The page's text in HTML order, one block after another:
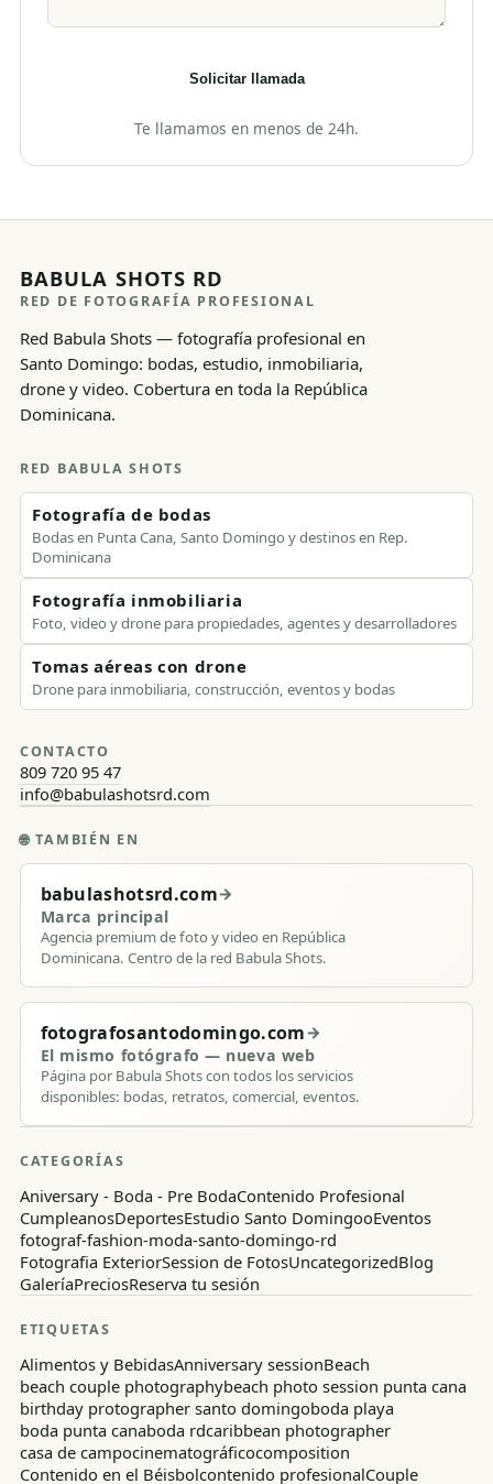
Solicitar llamada
Te llamamos en menos de 24h.
BABULA SHOTS RD
RED DE FOTOGRAFÍA PROFESIONAL
Red Babula Shots — fotografía profesional en
Santo Domingo: bodas, estudio, inmobiliaria,
drone y video. Cobertura en toda la República
Dominicana.
RED BABULA SHOTS
Fotografía de bodas
Bodas en Punta Cana, Santo Domingo y destinos en Rep.
Dominicana
Fotografía inmobiliaria
Foto, video y drone para propiedades, agentes y desarrolladores
Tomas aéreas con drone
Drone para inmobiliaria, construcción, eventos y bodas
CONTACTO
809 720 95 47
info@babulashotsrd.com
🌐 TAMBIÉN EN
babulashotsrd.com→
Marca principal
Agencia premium de foto y video en República
Dominicana. Centro de la red Babula Shots.
fotografosantodomingo.com→
El mismo fotógrafo — nueva web
Página por Babula Shots con todos los servicios
disponibles: bodas, retratos, comercial, eventos.
CATEGORÍAS
Aniversary - Boda - Pre BodaContenido Profesional
CumpleanosDeportesEstudio Santo DomingooEventos
fotograf-fashion-moda-santo-domingo-rd
Fotografia ExteriorSession de FotosUncategorizedBlog
GaleríaPreciosReserva tu sesión
ETIQUETAS
Alimentos y BebidasAnniversary sessionBeach
beach couple photographybeach photo session punta cana
birthday protographer santo domingoboda playa
boda punta canaboda rdcaribbean photographer
casa de campocinematográficocomposition
Contenido en el Béisbolcontenido profesionalCouple